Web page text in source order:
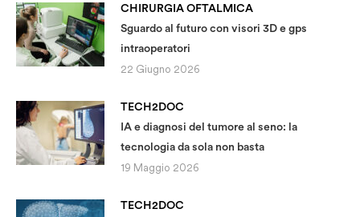
CHIRURGIA OFTALMICA
Sguardo al futuro con visori 3D e gps
intraoperatori
22 Giugno 2026
TECH2DOC
IA e diagnosi del tumore al seno: la
tecnologia da sola non basta
19 Maggio 2026
TECH2DOC